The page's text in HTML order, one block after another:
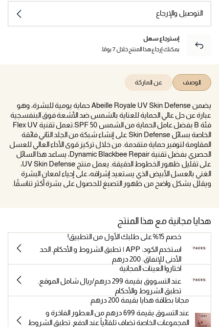
التوصيل والإرجاع
إسترجاع سهل
يمكنك إرجاع هذا المنتج خلال 7 يومًا.
الوصف عن الماركة
يضمن Abeille Royale UV Skin Defense حماية يومية للبشرة، وهو
عبارة عن حل عالي الحماية للعناية بالشمس ضد الأشعة فوق البنفسجية
فئة B بفضل عامل الحماية من الشمس SPF 50.تعمل تقنية Flex UV
الخاصة بسائل Skin Defense على إنشاء شبكة من الجلد الثاني فائقة
المقاومة لتوفير حماية متقدمة. من خلال تركيز قوى الأداء العالي للعسل
الحصري بفضل تقنية Dynamic Blackbee Repair، يساعد هذا السائل
على تقليل ظهور الخطوط الدقيقة. يعمل منتج UV Skin Defense،
الغني بالعسل الأبيض الذي يستعيد إشراقه، على إحياء لمعان البشرة
ويقلل بشكل واضح من ظهور التصبغ للحصول على بشرة أكثر تناسقًا.
هدايا مجانية مع هذا المنتج
خصم 15% على طلبك الأول من التطبيق!
استخدم الكود: APP | تطبق الشروط و الأحكام. الحد
الأدنى للإنفاق: 200 درهم
اختاروا العينات المجانية
عند التسووق بقيمة 299 درهم/ريال شامل الموقع.
تطبق الشروط والأحكام
مجانا بطاقة هدايا بقيمة 200 درهم
عند التسوق بقيمة 699 درهم من العطور الفاخرة و
المجموعات الخاصة تضاف تلقائياً عند الدفع. تطبق الشروط